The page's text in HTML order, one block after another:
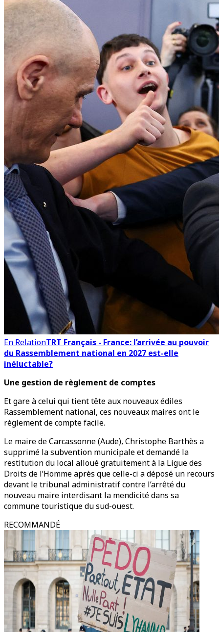
En RelationTRT Français - France: l’arrivée au pouvoir
du Rassemblement national en 2027 est-elle
inéluctable?
Une gestion de règlement de comptes
Et gare à celui qui tient tête aux nouveaux édiles
Rassemblement national, ces nouveaux maires ont le
règlement de compte facile.
Le maire de Carcassonne (Aude), Christophe Barthès a
supprimé la subvention municipale et demandé la
restitution du local alloué gratuitement à la Ligue des
Droits de l’Homme après que celle-ci a déposé un recours
devant le tribunal administratif contre l’arrêté du
nouveau maire interdisant la mendicité dans sa
commune touristique du sud-ouest.
RECOMMANDÉ